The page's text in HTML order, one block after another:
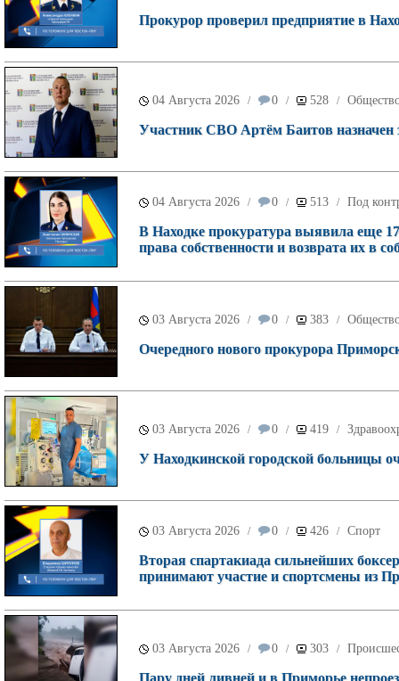
Прокурор проверил предприятие в
04 Августа 2026 / 0 / 528 /
Участник СВО Артём Баитов назначен
04 Августа 2026 / 0 / 513 / Под
В Находке прокуратура выявила еще
права собственности и возврата их в
03 Августа 2026 / 0 / 383 /
Очередного нового прокурора
03 Августа 2026 / 0 / 419 /
У Находкинской городской больницы
03 Августа 2026 / 0 / 426 / Спорт
Вторая спартакиада сильнейших
принимают участие и спортсмены из
03 Августа 2026 / 0 / 303 /
Пару дней ливней и в Приморье